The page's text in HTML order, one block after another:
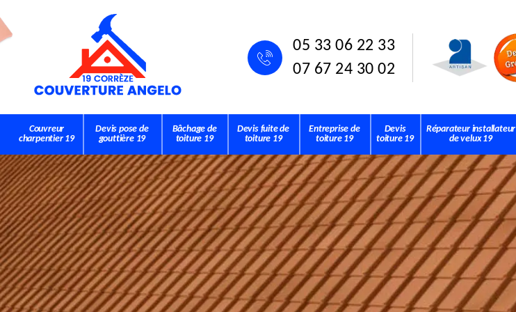
05 33 06 22 33
07 67 24 30 02
Couvreur
charpentier 19
Devis pose de
gouttière 19
Bâchage de
toiture 19
Devis fuite de
toiture 19
Entreprise de
toiture 19
Devis
toiture 19
Réparateur installateur
de velux 19